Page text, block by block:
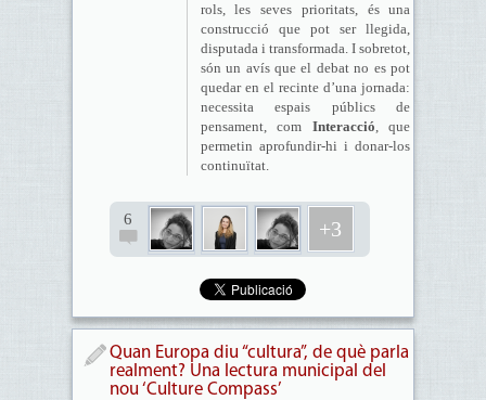
rols, les seves prioritats, és una
construcció que pot ser llegida,
disputada i transformada. I sobretot,
són un avís que el debat no es pot
quedar en el recinte d’una jornada:
necessita espais públics de
pensament, com Interacció, que
permetin aprofundir-hi i donar-los
continuïtat.
6 +3
Quan Europa diu “cultura”, de què parla
realment? Una lectura municipal del
nou ‘Culture Compass’